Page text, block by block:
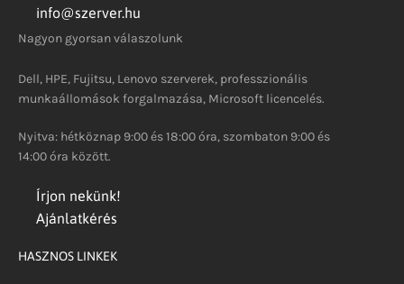
info@szerver.hu
Nagyon gyorsan válaszolunk
Dell, HPE, Fujitsu, Lenovo szerverek, professzionális
munkaállomások forgalmazása, Microsoft licencelés.
Nyitva: hétköznap 9:00 és 18:00 óra, szombaton 9:00 és
14:00 óra között.
Írjon nekünk!
Ajánlatkérés
HASZNOS LINKEK